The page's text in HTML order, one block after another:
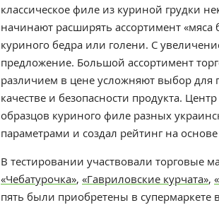
классическое филе из куриной грудки
начинают расширять ассортимент «мяса
куриного бедра или голени. С
предложение. Большой ассортимент
различием в цене усложняют выбор для
качестве и безопасности продукта.
образцов куриного филе разных
параметрами и создал рейтинг на
В тестировании участвовали торговые
«Чебатурочка», «Гавриловские курчата»,
пять были приобретены в